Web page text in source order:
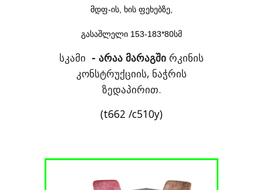
მდფ-ის, ხის ფეხებზე,
გასაშლელი 153-183*80სმ
სკამი - არაა მარაგში რკინის
კონსტრუქციის, ნაჭრის
ზედაპირით.
(t662 /c510y)